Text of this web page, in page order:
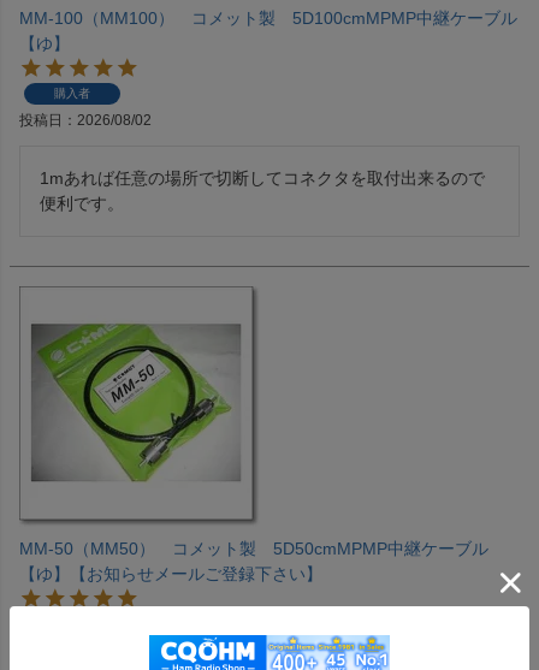
MM-100（MM100） コメット製 5D100cmMPMP中継ケーブル
【ゆ】
購入者
投稿日 2026/08/02
1mあれば任意の場所で切断してコネクタを取付出来るので
MM-50（MM50） コメット製 5D50cmMPMP中継ケーブル
【ゆ】【お知らせメールご登録下さい】